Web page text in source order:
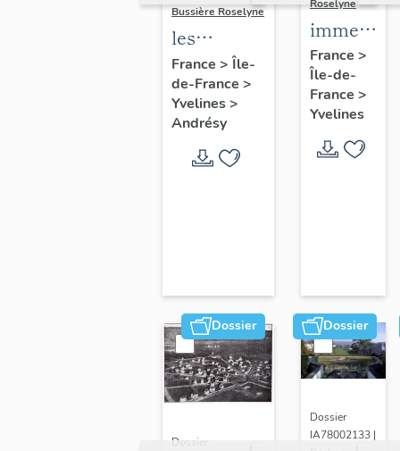
Bussière Roselyne
les
immeubles,
maisons et
fermes du
canton
d'Andrésy
France > Île-
de-France >
Yvelines>
Andrésy
Roselyne
maisons,
fermes
France >
Île-de-
France >
Yvelines
Dossier
Dossier
Dossier
Dossier
IA78002133 |